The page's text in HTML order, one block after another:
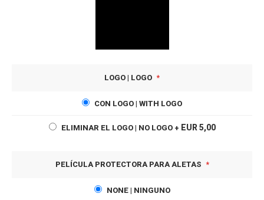
LOGO | LOGO
CON LOGO | WITH LOGO
ELIMINAR EL LOGO | NO LOGO + EUR 5,00
PELÍCULA PROTECTORA PARA ALETAS
NONE | NINGUNO